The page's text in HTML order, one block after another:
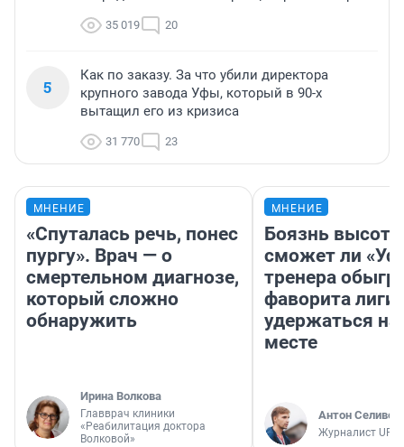
35 019 20
5
Как по заказу. За что убили директора
крупного завода Уфы, который в 90-х
вытащил его из кризиса
31 770 23
МНЕНИЕ
«Спуталась речь, понес
пургу». Врач — о
смертельном диагнозе,
который сложно
обнаружить
Ирина Волкова
Главврач клиники
«Реабилитация доктора
Волковой»
МНЕНИЕ
Боязнь
сможет ли
тренера
фаворита лиги
удержаться
месте
Антон
Журналист